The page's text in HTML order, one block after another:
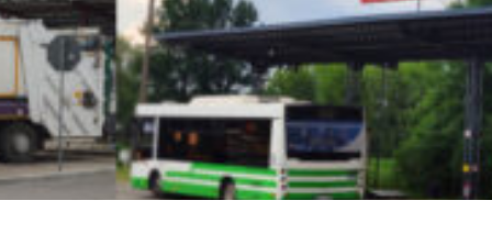
Kontakt
Oferta